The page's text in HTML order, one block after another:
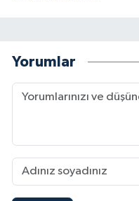
Yorumlar